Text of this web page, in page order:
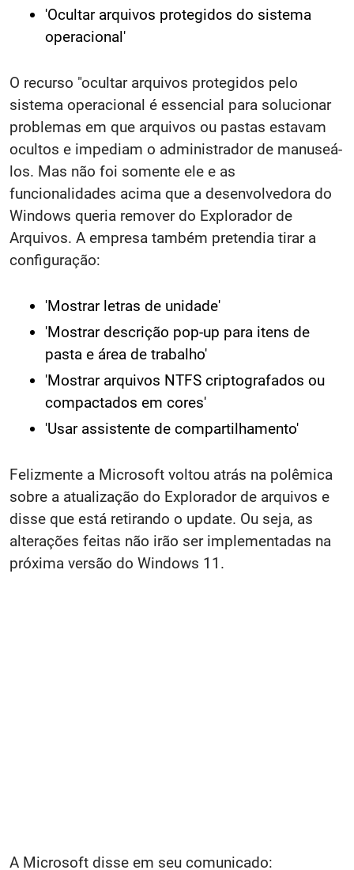
'Ocultar arquivos protegidos do sistema
operacional'
O recurso "ocultar arquivos protegidos pelo
sistema operacional é essencial para solucionar
problemas em que arquivos ou pastas estavam
ocultos e impediam o administrador de manuseá-
los. Mas não foi somente ele e as
funcionalidades acima que a desenvolvedora do
Windows queria remover do Explorador de
Arquivos. A empresa também pretendia tirar a
configuração:
'Mostrar letras de unidade'
'Mostrar descrição pop-up para itens de
pasta e área de trabalho'
'Mostrar arquivos NTFS criptografados ou
compactados em cores'
'Usar assistente de compartilhamento'
Felizmente a Microsoft voltou atrás na polêmica
sobre a atualização do Explorador de arquivos e
disse que está retirando o update. Ou seja, as
alterações feitas não irão ser implementadas na
próxima versão do Windows 11.
A Microsoft disse em seu comunicado: